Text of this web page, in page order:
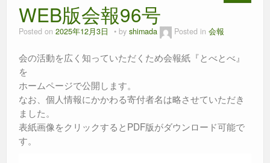
o
o
k
g
er p
WEB版会報96号
Posted on 2025年12月3日 by shimada Posted in 会報
会の活動を広く知っていただくため会報紙『とべとべ』
を
ホームページで公開します。
なお、個人情報にかかわる寄付者名は略させていただき
ました。
表紙画像をクリックするとPDF版がダウンロード可能で
す。